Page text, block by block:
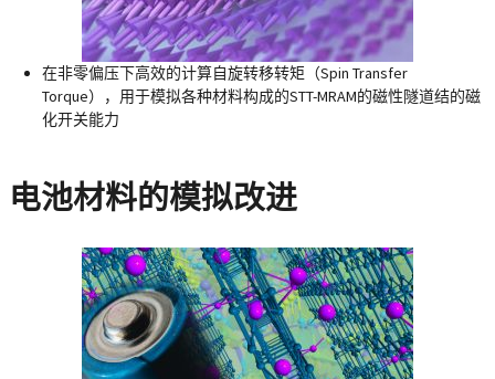
在非零偏压下高效的计算自旋转移转矩（Spin Transfer
Torque），用于模拟各种材料构成的STT-MRAM的磁性隧道结的磁
化开关能力
电池材料的模拟改进